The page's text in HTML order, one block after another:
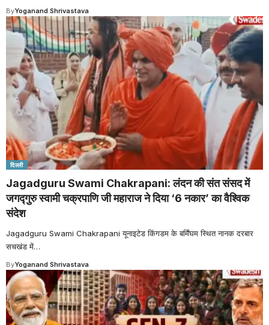
ByYoganand Shrivastava
दिल्ली
Jagadguru Swami Chakrapani: लंदन की संत संसद में
जगद्गुरु स्वामी चक्रपाणि जी महाराज ने दिया ‘6 नकार’ का वैश्विक
संदेश
Jagadguru Swami Chakrapani यूनाइटेड किंगडम के बर्मिंघम स्थित नानक दरबार
सचखंड में…
ByYoganand Shrivastava